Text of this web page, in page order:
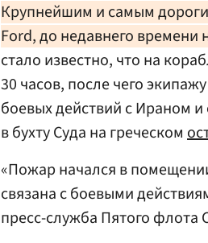
Крупнейшим и самым
Ford, до недавнего
стало известно, что на
30 часов, после чего
боевых действий с Ираном
в бухту Суда на греческом
«Пожар начался в
связана с боевыми
пресс-служба Пятого флота